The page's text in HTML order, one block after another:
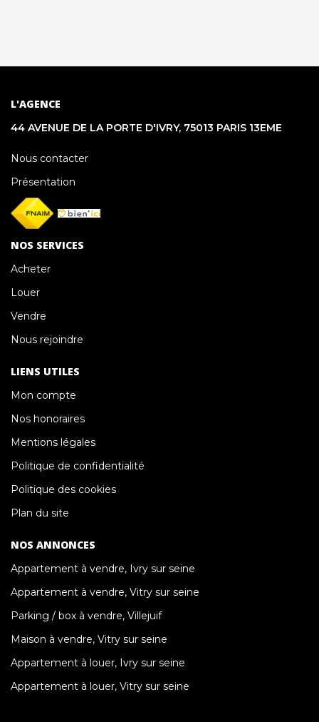
L'AGENCE
44 AVENUE DE LA PORTE D'IVRY, 75013 PARIS 13EME
Nous contacter
Présentation
NOS SERVICES
Acheter
Louer
Vendre
Nous rejoindre
LIENS UTILES
Mon compte
Nos honoraires
Mentions légales
Politique de confidentialité
Politique des cookies
Plan du site
NOS ANNONCES
Appartement à vendre, Ivry sur seine
Appartement à vendre, Vitry sur seine
Parking / box à vendre, Villejuif
Maison à vendre, Vitry sur seine
Appartement à louer, Ivry sur seine
Appartement à louer, Vitry sur seine